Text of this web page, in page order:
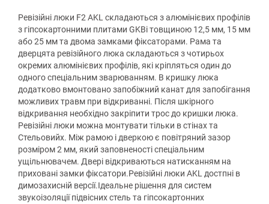
Ревізійні люки F2 AKL складаються з алюмінієвих профілів
з гіпсокартонними плитами GKBi товщиною 12,5 мм, 15 мм
або 25 мм та двома замками фіксаторами. Рама та
дверцята ревізійного люка складаються з чотирьох
окремих алюмінієвих профілів, які кріпляться один до
одного спеціальним зварюванням. В кришку люка
додатково вмонтовано запобіжний канат для запобігання
можливих травм при відкриванні. Після шкірного
відкривання необхідно закріпити трос до кришки люка.
Ревізійні люки можна монтувати тільки в стінах та
Стельовийх. Між рамою і дверкою є повітряний зазор
розміром 2 мм, який заповненості спеціальним
ущільнювачем. Двері відкриваються натисканням на
приховані замки фіксатори.Ревізійні люки AKL достпні в
димозахисній версії.Ідеальне рішення для систем
звукоізоляції підвісних стель та гіпсокартонних